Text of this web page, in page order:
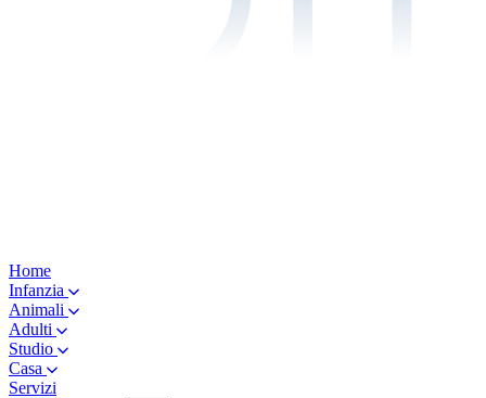
Home
Infanzia
Animali
Adulti
Studio
Casa
Servizi